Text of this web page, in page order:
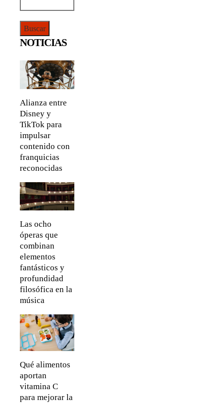
NOTICIAS
Alianza entre
Disney y
TikTok para
impulsar
contenido con
franquicias
reconocidas
Las ocho
óperas que
combinan
elementos
fantásticos y
profundidad
filosófica en la
música
Qué alimentos
aportan
vitamina C
para mejorar la